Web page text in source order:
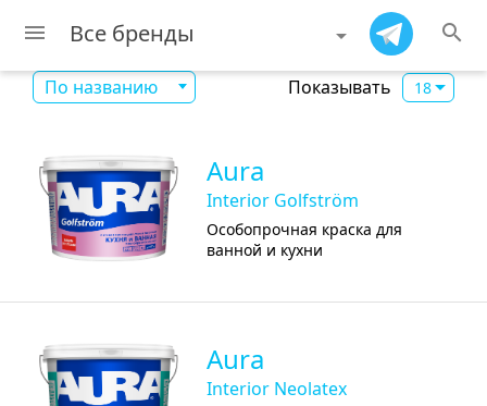
По названию Показывать 18
Aura
Interior Golfström
Особопрочная краска для
ванной и кухни
Aura
Interior Neolatex
menu Все бренды search